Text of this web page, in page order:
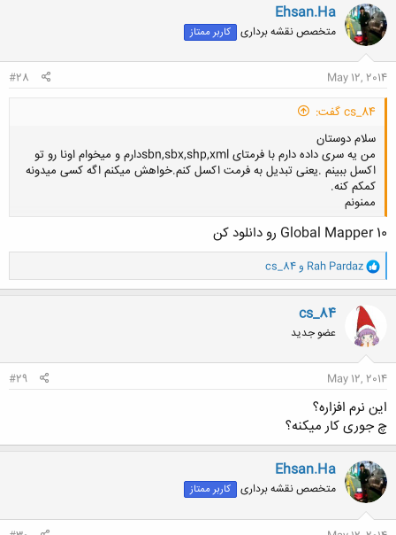
Ehsan.Ha
متخصص نقشه برداری کاربر ممتاز
May 12, 2014
#28
cs_84 گفت:
سلام دوستان
من یه سری داده دارم با فرمتای sbn,sbx,shp,xmlدارم و میخوام اونا رو تو
اکسل ببینم .یعنی تبدیل به فرمت اکسل کنم.خواهش میکنم اگه کسی میدونه
کمکم کنه.
ممنونم
کلیک کنید تا باز شود...
Global Mapper 10 رو دانلود کن
و
ا
ک
ن
ش
ه
ا
Rah Pardaz و cs_84
cs_84
عضو جدید
May 12, 2014
#29
این نرم افزاره؟
چ جوری کار میکنه؟
Ehsan.Ha
متخصص نقشه برداری کاربر ممتاز